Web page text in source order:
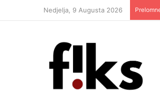
Nedjelja, 9 Augusta 2026